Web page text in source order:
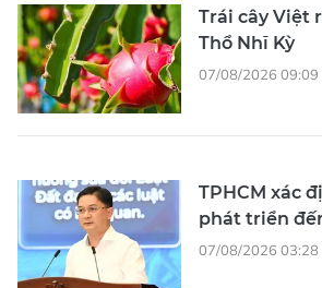
Trái cây Việt
Thổ Nhĩ Kỳ
07/08/2026 09:09
TPHCM xác
phát triển
07/08/2026 03:28